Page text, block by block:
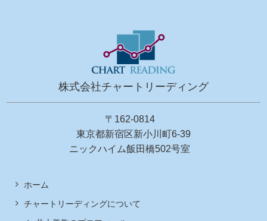
株式会社チャートリーディング
〒162-0814
東京都新宿区新小川町6-39
ニックハイム飯田橋502号室
ホーム
チャートリーディングについて